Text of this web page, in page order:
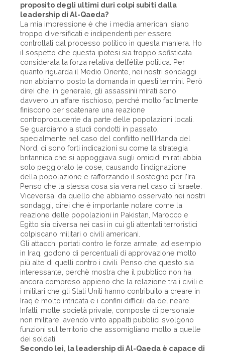
proposito degli ultimi duri colpi subiti dalla
leadership di Al-Qaeda?
La mia impressione è che i media americani siano
troppo diversificati e indipendenti per essere
controllati dal processo politico in questa maniera. Ho
il sospetto che questa ipotesi sia troppo sofisticata
considerata la forza relativa dell’élite politica. Per
quanto riguarda il Medio Oriente, nei nostri sondaggi
non abbiamo posto la domanda in questi termini. Però
direi che, in generale, gli assassinii mirati sono
davvero un affare rischioso, perché molto facilmente
finiscono per scatenare una reazione
controproducente da parte delle popolazioni locali.
Se guardiamo a studi condotti in passato,
specialmente nel caso del conflitto nell’Irlanda del
Nord, ci sono forti indicazioni su come la strategia
britannica che si appoggiava sugli omicidi mirati abbia
solo peggiorato le cose, causando l’indignazione
della popolazione e rafforzando il sostegno per l’Ira.
Penso che la stessa cosa sia vera nel caso di Israele.
Viceversa, da quello che abbiamo osservato nei nostri
sondaggi, direi che è importante notare come la
reazione delle popolazioni in Pakistan, Marocco e
Egitto sia diversa nei casi in cui gli attentati terroristici
colpiscano militari o civili americani.
Gli attacchi portati contro le forze armate, ad esempio
in Iraq, godono di percentuali di approvazione molto
più alte di quelli contro i civili. Penso che questo sia
interessante, perchè mostra che il pubblico non ha
ancora compreso appieno che la relazione tra i civili e
i militari che gli Stati Uniti hanno contribuito a creare in
Iraq è molto intricata e i confini difficili da delineare.
Infatti, molte società private, composte di personale
non militare, avendo vinto appalti pubblici svolgono
funzioni sul territorio che assomigliano molto a quelle
dei soldati.
Secondo lei, la leadership di Al-Qaeda è capace di